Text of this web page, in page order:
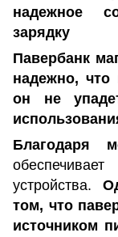
надежное
зарядку
Павербанк
надежно,
он не
Благодаря
устройства.
том, что
источником